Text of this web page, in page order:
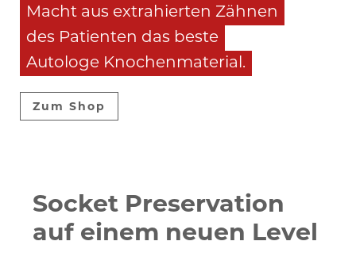
Macht aus extrahierten Zähnen
des Patienten das beste
Autologe Knochenmaterial.
Zum Shop
Socket Preservation
auf einem neuen Level